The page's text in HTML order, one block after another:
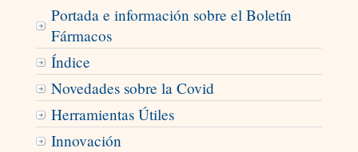
Portada e información sobre el Boletín
Fármacos
Índice
Novedades sobre la Covid
Herramientas Útiles
Innovación